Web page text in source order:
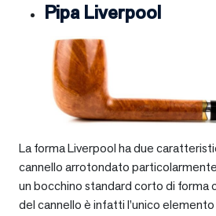
Pipa Liverpool
La forma Liverpool ha due
cannello arrotondato
un bocchino standard corto di forma
del cannello è infatti l’unico